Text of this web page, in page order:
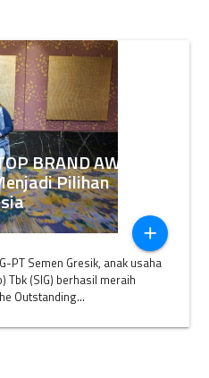
BRAND AWARDS
Pilihan
add
PT Semen Gresik, anak usaha
Tbk (SIG) berhasil meraih
Outstanding...